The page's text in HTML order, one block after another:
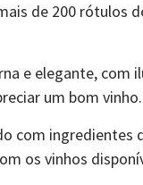
de 200 rótulos
e elegante, com
um bom vinho.
com
os vinhos